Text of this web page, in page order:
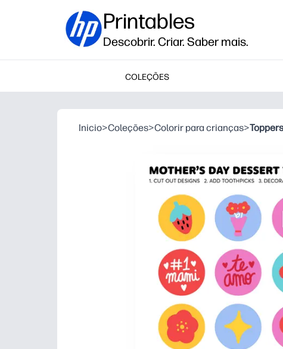
Printables
Descobrir. Criar. Saber mais.
COLEÇÕES
Inicio>Coleções>Colorir para crianças>